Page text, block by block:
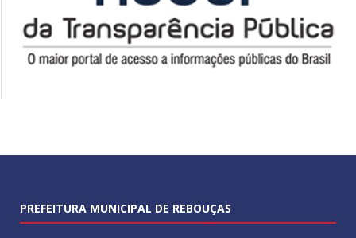
PREFEITURA MUNICIPAL DE REBOUÇAS